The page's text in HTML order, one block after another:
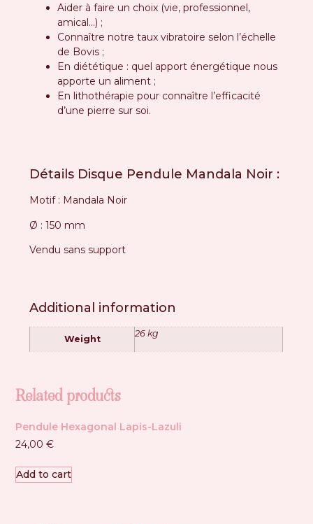
Aider à faire un choix (vie, professionnel,
amical…) ;
Connaître notre taux vibratoire selon l’échelle
de Bovis ;
En diététique : quel apport énergétique nous
apporte un aliment ;
En lithothérapie pour connaître l’efficacité
d’une pierre sur soi.
Détails Disque Pendule Mandala Noir :
Motif : Mandala Noir
Ø : 150 mm
Vendu sans support
Additional information
Weight
26 kg
Related products
Pendule Hexagonal Lapis-Lazuli
24,00€
Add to cart